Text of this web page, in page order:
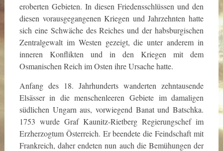
eroberten Gebieten. In diesen Friedensschlüssen und den
diesen vorausgegangenen Kriegen und Jahrzehnten hatte
sich eine Schwäche des Reiches und der habsburgischen
Zentralgewalt im Westen gezeigt, die unter anderem in
inneren Konflikten und in den Kriegen mit dem
Osmanischen Reich im Osten ihre Ursache hatte.
Anfang des 18. Jahrhunderts wanderten zehntausende
Elsässer in die menschenleeren Gebiete im damaligen
südlichen Ungarn aus, vorwiegend Banat und Batschka.
1753 wurde Graf Kaunitz-Rietberg Regierungschef im
Erzherzogtum Österreich. Er beendete die Feindschaft mit
Frankreich, daher endeten nun auch die Bemühungen der